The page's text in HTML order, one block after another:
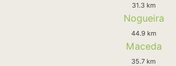
31.3 km
Nogueira
44.9 km
Maceda
35.7 km